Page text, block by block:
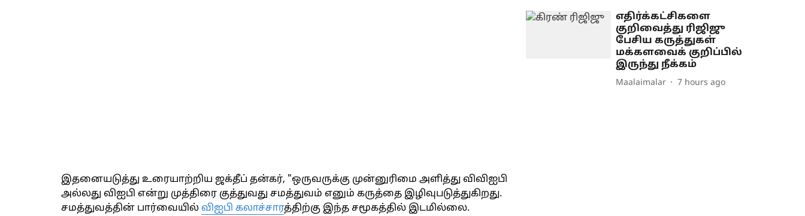
இதனையடுத்து உரையாற்றிய ஜக்தீப் தன்கர், "ஒருவருக்கு முன்னுரிமை அளித்து விவிஐபி
அல்லது விஐபி என்று முத்திரை குத்துவது சமத்துவம் எனும் கருத்தை இழிவுபடுத்துகிறது.
சமத்துவத்தின் பார்வையில் விஐபி கலாச்சாரத்திற்கு இந்த சமூகத்தில் இடமில்லை.
எதிர்க்கட்சிகளை
குறிவைத்து ரிஜிஜு
பேசிய கருத்துகள்
மக்களவைக் குறிப்பில்
இருந்து நீக்கம்
Maalaimalar 7 hours ago